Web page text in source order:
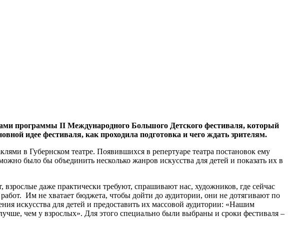
программы II Международного Большого Детского фестиваля, который
идее фестиваля, как проходила подготовка и чего ждать зрителям.
в Губернском театре. Появившихся в репертуаре театра постановок ему
было бы объединить несколько жанров искусства для детей и показать их в
даже практически требуют, спрашивают нас, художников, где сейчас
Им не хватает бюджета, чтобы дойти до аудитории, они не дотягивают по
искусства для детей и предоставить их массовой аудитории: «Нашим
чем у взрослых». Для этого специально были выбраны и сроки фестиваля –